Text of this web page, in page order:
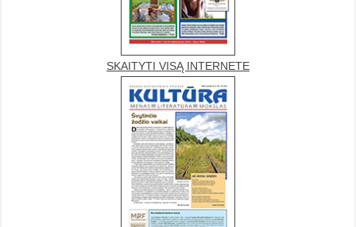
SKAITYTI VISĄ INTERNETE